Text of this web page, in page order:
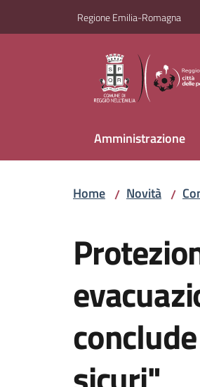
Regione Emilia-Romagna
Amministrazione
Home / Novità /